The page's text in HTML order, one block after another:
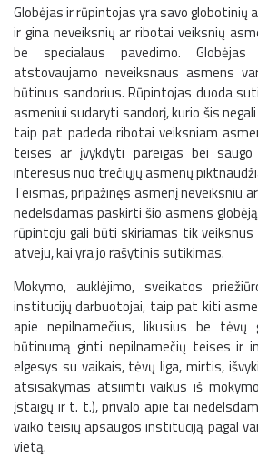
Globėjas ir rūpintojas yra savo
ir gina neveiksnių ar ribotai veiksnių
be specialaus pavedimo.
atstovaujamo neveiksnaus asmens
būtinus sandorius. Rūpintojas duoda
asmeniui sudaryti sandorį, kurio šis
taip pat padeda ribotai veiksniam
teises ar įvykdyti pareigas bei
interesus nuo trečiųjų asmenų
Teismas, pripažinęs asmenį neveiksniu
nedelsdamas paskirti šio asmens
rūpintoju gali būti skiriamas tik
atveju, kai yra jo rašytinis sutikimas.
Mokymo, auklėjimo, sveikatos
institucijų darbuotojai, taip pat kiti
apie nepilnamečius, likusius be
būtinumą ginti nepilnamečių teises ir
elgesys su vaikais, tėvų liga, mirtis,
atsisakymas atsiimti vaikus iš
įstaigų ir t. t.), privalo apie tai
vaiko teisių apsaugos instituciją pagal
vietą.